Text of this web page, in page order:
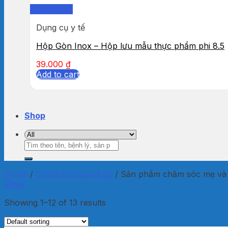
Dụng cụ y tế
Hộp Gòn Inox – Hộp lưu mẫu thực phẩm phi 8.5
39.000 ₫
Add to cart
Shop
Search
for:
Home / Chăm sóc mẹ và bé / Sản phẩm chăm sóc mẹ
Filter
Showing 1–12 of 13 results